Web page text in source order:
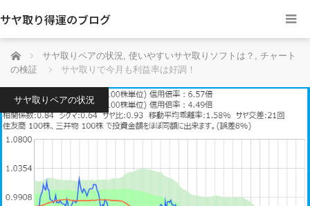
サヤ取り得運のブログ
ホーム サヤ取りペアの状況, 使いやすいサヤ取りソフトは？ , チャート
の検証
サヤ取りで今月も利益率は好調！
サヤ取りペアの状況